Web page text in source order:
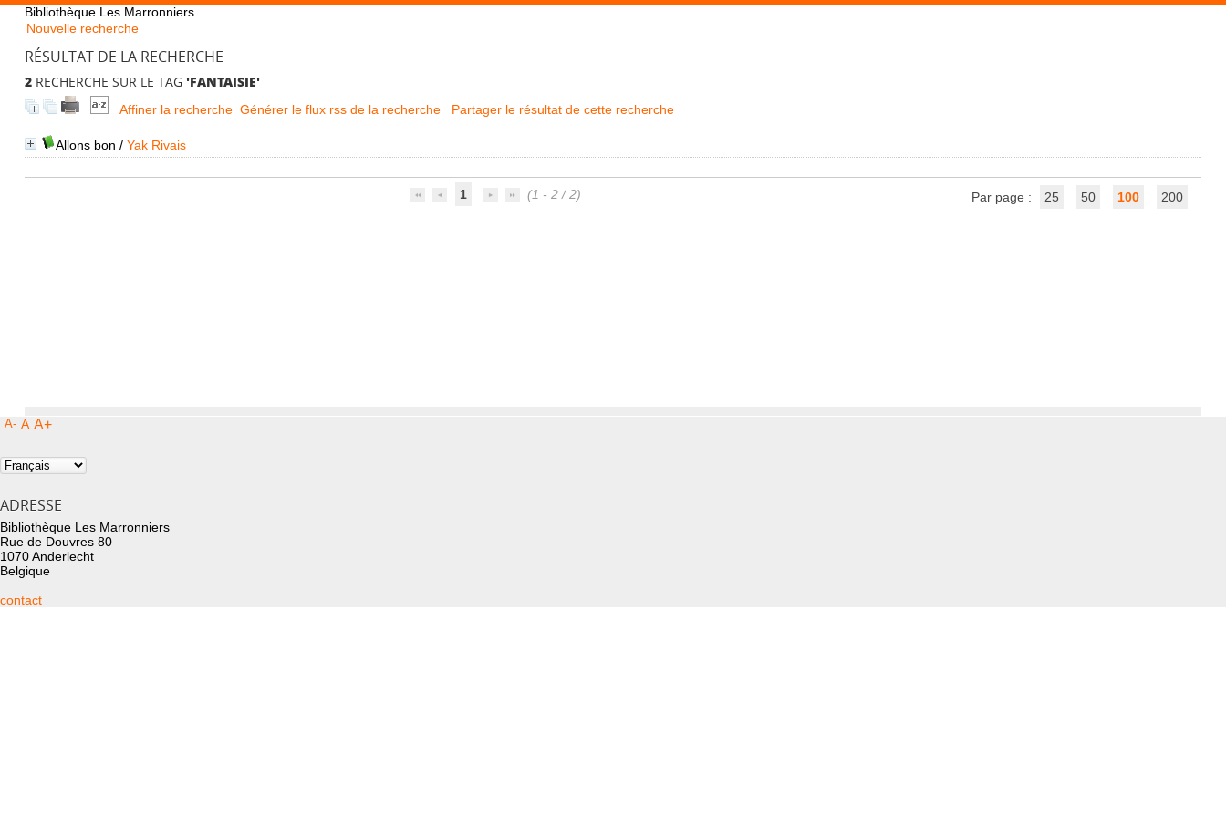
Bibliothèque Les Marronniers
Nouvelle recherche
RÉSULTAT DE LA RECHERCHE
2RECHERCHE SUR LE TAG 'FANTAISIE'
Affiner la recherche Générer le flux rss de la recherche Partager le résultat de cette recherche
Allons bon / Yak Rivais
1 (1 - 2 / 2) Par page : 25 50 100 200
A- A A+
ADRESSE
Bibliothèque Les Marronniers
Rue de Douvres 80
1070 Anderlecht
Belgique
contact